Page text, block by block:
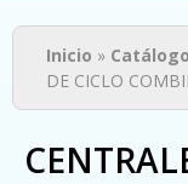
Usted
Inicio »
DE CICLO